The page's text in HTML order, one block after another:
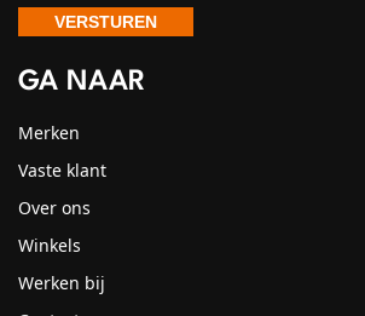
GA NAAR
Merken
Vaste klant
Over ons
Winkels
Werken bij